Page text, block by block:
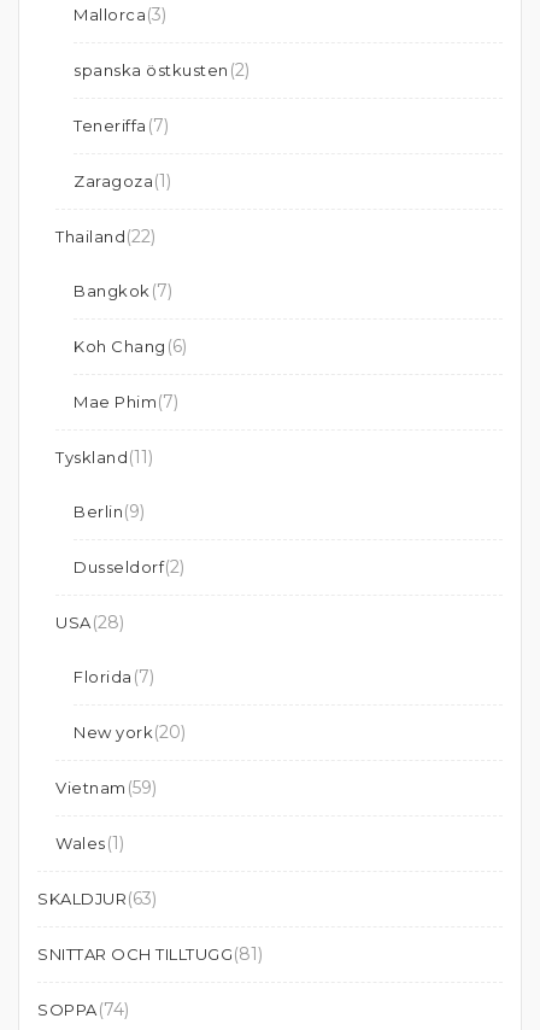
Mallorca(3)
spanska östkusten (2)
Teneriffa (7)
Zaragoza(1)
Thailand(22)
Bangkok (7)
Koh Chang (6)
Mae Phim(7)
Tyskland(11)
Berlin(9)
Dusseldorf(2)
USA(28)
Florida (7)
New york(20)
Vietnam (59)
Wales(1)
SKALDJUR(63)
SNITTAR OCH TILLTUGG(81)
SOPPA(74)